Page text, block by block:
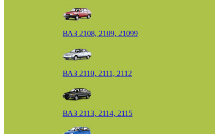
ВАЗ 2108, 2109, 21099
ВАЗ 2110, 2111, 2112
ВАЗ 2113, 2114, 2115